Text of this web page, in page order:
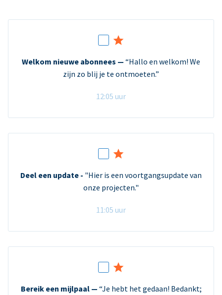
Welkom nieuwe abonnees — “Hallo en welkom! We
zijn zo blij je te ontmoeten.”
12:05 uur
Deel een update - "Hier is een voortgangsupdate van
onze projecten."
11:05 uur
Bereik een mijlpaal — “Je hebt het gedaan! Bedankt;